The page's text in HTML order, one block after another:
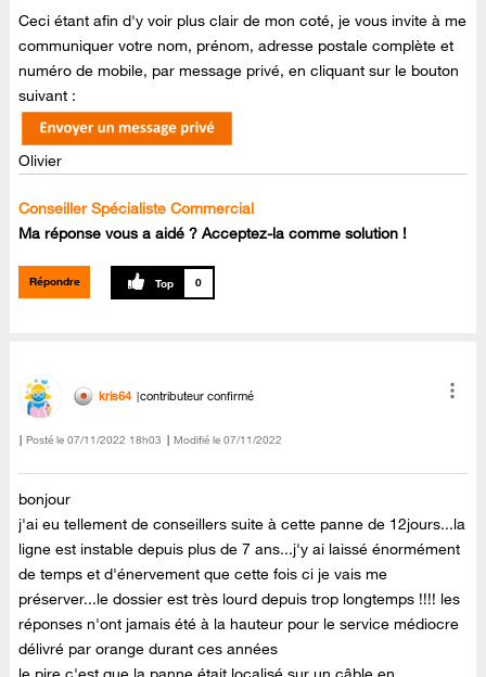
Ceci étant afin d'y voir plus clair de mon coté, je vous invite à me
communiquer votre nom, prénom, adresse postale complète et
numéro de mobile, par message privé, en cliquant sur le bouton
suivant :
Olivier
Conseiller Spécialiste Commercial
Ma réponse vous a aidé ? Acceptez-la comme solution !
Répondre 0
kris64 contributeur confirmé
Posté le ‎07/11/2022 18h03 Modifié le 07/11/2022
bonjour
j'ai eu tellement de conseillers suite à cette panne de 12jours...la
ligne est instable depuis plus de 7 ans...j'y ai laissé énormément
de temps et d'énervement que cette fois ci je vais me
préserver...le dossier est très lourd depuis trop longtemps !!!! les
réponses n'ont jamais été à la hauteur pour le service médiocre
délivré par orange durant ces années